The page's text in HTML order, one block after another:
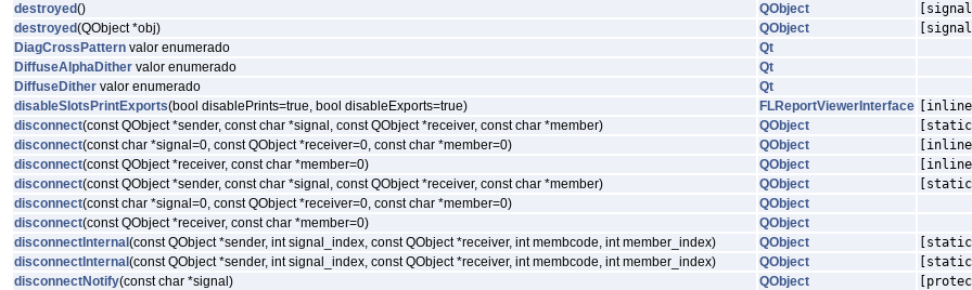
destroyed() QObject
destroyed(QObject *obj) QObject
DiagCrossPattern valor enumerado
Qt
DiffuseAlphaDither valor enumerado
Qt
DiffuseDither valor enumerado
Qt
disableSlotsPrintExports(bool disablePrints=true, bool disableExports=true) FLReportViewerInterface
disconnect(const QObject *sender, const char *signal, const QObject *receiver, const char *member) QObject
disconnect(const char *signal=0, const QObject *receiver=0, const char *member=0) QObject
disconnect(const QObject *receiver, const char *member=0) QObject
disconnect(const QObject *sender, const char *signal, const QObject *receiver, const char *member) QObject
disconnect(const char *signal=0, const QObject *receiver=0, const char *member=0)
QObject
disconnect(const QObject *receiver, const char *member=0)
QObject
disconnectInternal (const QObject *sender, int signal_index, const QObject *receiver, int membcode, int member_index) QObject
disconnectInternal (const QObject *sender, int signal_index, const QObject *receiver, int membcode, int member_index) QObject
disconnectNotify(const char *signal) QObject